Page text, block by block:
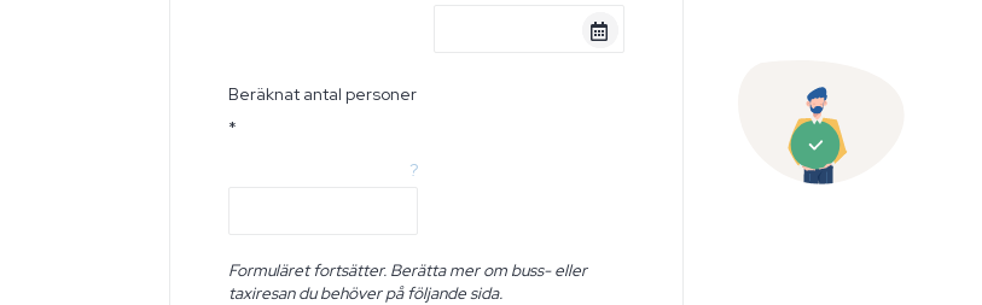
Beräknat antal personer
*
?
Formuläret fortsätter. Berätta mer om buss- eller
taxiresan du behöver på följande sida.